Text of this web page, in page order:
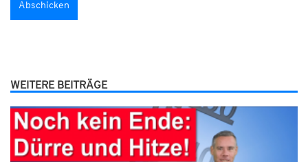
WEITERE BEITRÄGE